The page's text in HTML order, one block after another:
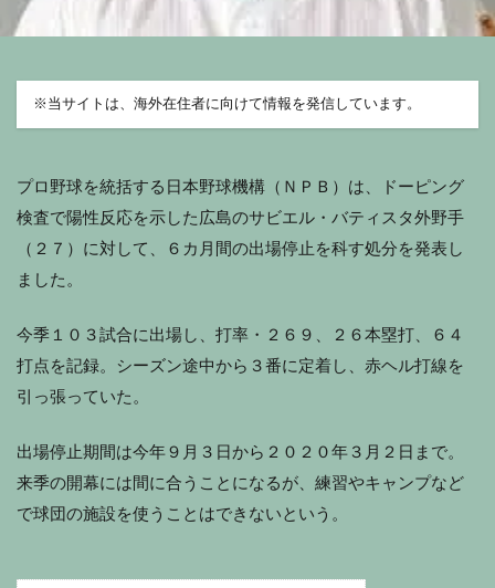
※ 当サイトは、海外在住者に向けて情報を発信しています。
プロ野球を統括する日本野球機構（ＮＰＢ）は、ドーピング
検査で陽性反応を示した広島のサビエル・バティスタ外野手
（２７）に対して、６カ月間の出場停止を科す処分を発表し
ました。
今季１０３試合に出場し、打率・２６９、２６本塁打、６４
打点を記録。シーズン途中から３番に定着し、赤ヘル打線を
引っ張っていた。
出場停止期間は今年９月３日から２０２０年３月２日まで。
来季の開幕には間に合うことになるが、練習やキャンプなど
で球団の施設を使うことはできないという。